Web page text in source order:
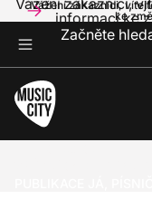
Vážení zákazníci,
ke
Vážení zákazníci,
informací ke
Začněte